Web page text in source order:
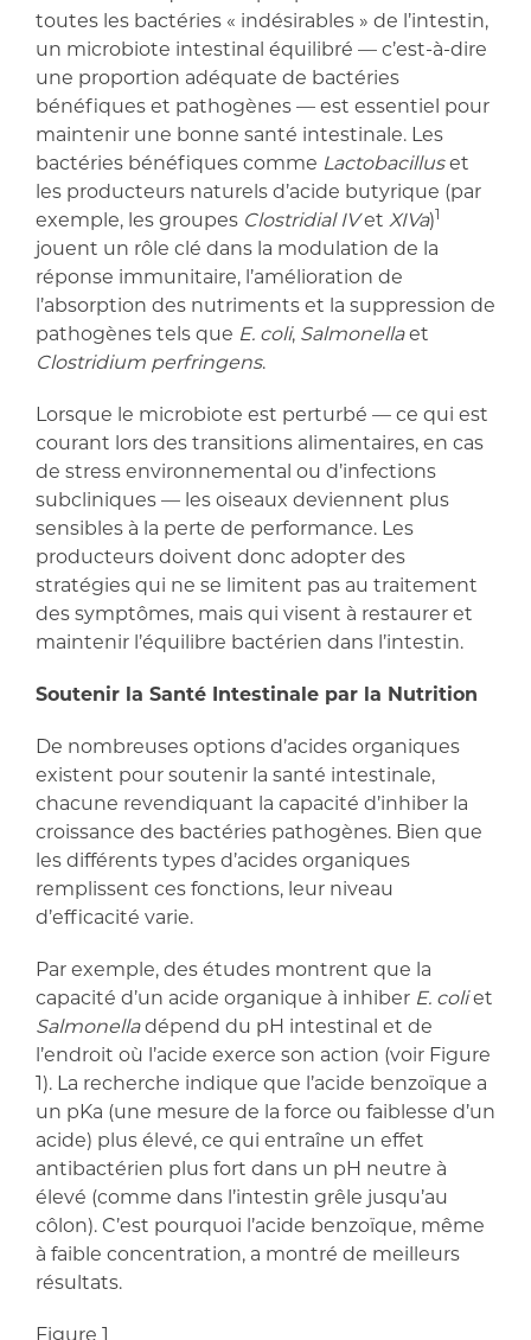
toutes les bactéries « indésirables » de l’intestin,
un microbiote intestinal équilibré — c’est-à-dire
une proportion adéquate de bactéries
bénéfiques et pathogènes — est essentiel pour
maintenir une bonne santé intestinale. Les
bactéries bénéfiques comme Lactobacilluset
les producteurs naturels d’acide butyrique (par
exemple, les groupes Clostridial IVet XIVa)1
jouent un rôle clé dans la modulation de la
réponse immunitaire, l’amélioration de
l’absorption des nutriments et la suppression de
pathogènes tels que E. coli, Salmonellaet
Clostridium perfringens.
Lorsque le microbiote est perturbé — ce qui est
courant lors des transitions alimentaires, en cas
de stress environnemental ou d’infections
subcliniques — les oiseaux deviennent plus
sensibles à la perte de performance. Les
producteurs doivent donc adopter des
stratégies qui ne se limitent pas au traitement
des symptômes, mais qui visent à restaurer et
maintenir l’équilibre bactérien dans l’intestin.
Soutenir la Santé Intestinale par la Nutrition
De nombreuses options d’acides organiques
existent pour soutenir la santé intestinale,
chacune revendiquant la capacité d’inhiber la
croissance des bactéries pathogènes. Bien que
les différents types d’acides organiques
remplissent ces fonctions, leur niveau
d’efficacité varie.
Par exemple, des études montrent que la
capacité d’un acide organique à inhiber E. coliet
Salmonelladépend du pH intestinal et de
l’endroit où l’acide exerce son action (voir Figure
1). La recherche indique que l’acide benzoïque a
un pKa (une mesure de la force ou faiblesse d’un
acide) plus élevé, ce qui entraîne un effet
antibactérien plus fort dans un pH neutre à
élevé (comme dans l’intestin grêle jusqu’au
côlon). C’est pourquoi l’acide benzoïque, même
à faible concentration, a montré de meilleurs
résultats.
Figure 1